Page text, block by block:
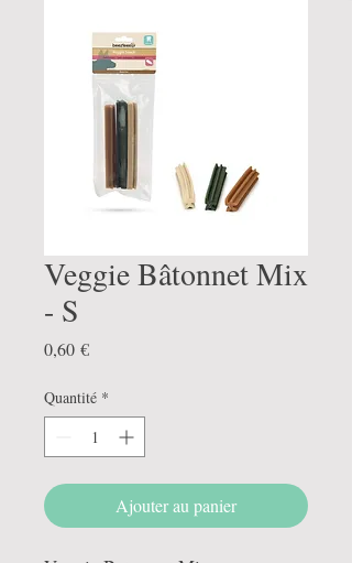
Veggie Bâtonnet Mix
- S
0,60 €Prix
Quantité *
Ajouter au panier